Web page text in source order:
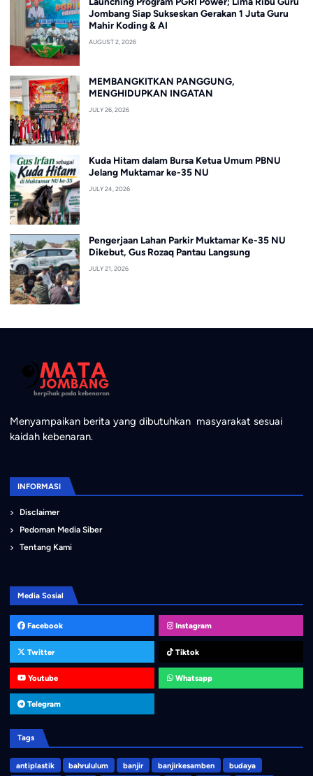
Jombang Siap Sukseskan Gerakan 1 Juta Guru
Mahir Koding & AI
AUGUST 2, 2026
MEMBANGKITKAN PANGGUNG,
MENGHIDUPKAN INGATAN
JULY 26, 2026
Kuda Hitam dalam Bursa Ketua Umum PBNU
Jelang Muktamar ke-35 NU
JULY 24, 2026
Pengerjaan Lahan Parkir Muktamar Ke-35 NU
Dikebut, Gus Rozaq Pantau Langsung
JULY 21, 2026
Menyampaikan berita yang dibutuhkan masyarakat sesuai
kaidah kebenaran.
INFORMASI
Disclaimer
Pedoman Media Siber
Tentang Kami
Media Sosial
Facebook Instagram
Twitter Tiktok
Youtube Whatsapp
Telegram
Tags
antiplastik bahrululum banjir banjirkesamben budaya